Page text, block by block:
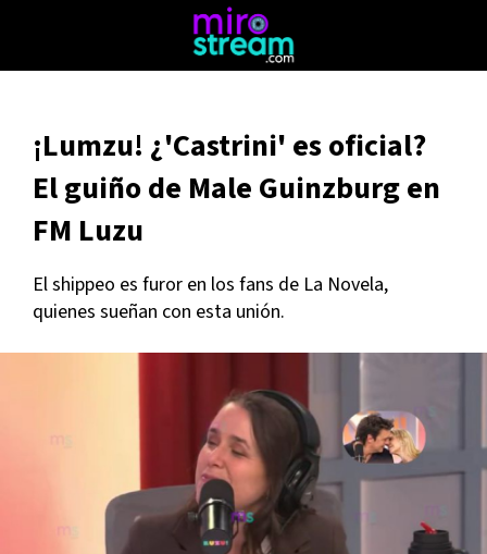
¡Lumzu! ¿'Castrini' es oficial?
El guiño de Male Guinzburg en
FM Luzu
El shippeo es furor en los fans de La Novela,
quienes sueñan con esta unión.